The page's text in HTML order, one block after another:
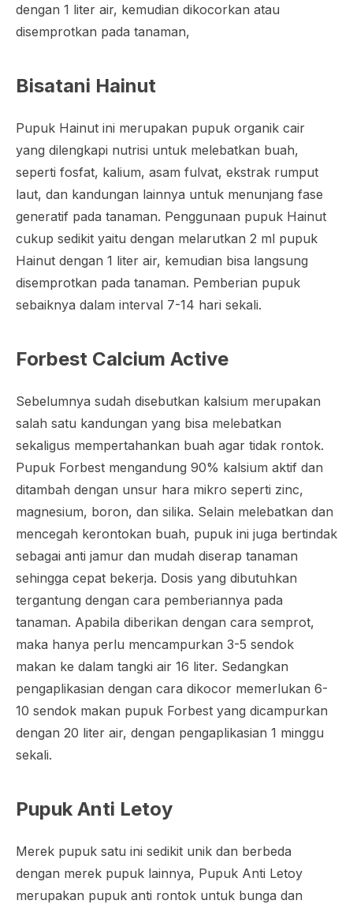
dengan 1 liter air, kemudian dikocorkan atau
disemprotkan pada tanaman,
Bisatani Hainut
Pupuk Hainut ini merupakan pupuk organik cair
yang dilengkapi nutrisi untuk melebatkan buah,
seperti fosfat, kalium, asam fulvat, ekstrak rumput
laut, dan kandungan lainnya untuk menunjang fase
generatif pada tanaman. Penggunaan pupuk Hainut
cukup sedikit yaitu dengan melarutkan 2 ml pupuk
Hainut dengan 1 liter air, kemudian bisa langsung
disemprotkan pada tanaman. Pemberian pupuk
sebaiknya dalam interval 7-14 hari sekali.
Forbest Calcium Active
Sebelumnya sudah disebutkan kalsium merupakan
salah satu kandungan yang bisa melebatkan
sekaligus mempertahankan buah agar tidak rontok.
Pupuk Forbest mengandung 90% kalsium aktif dan
ditambah dengan unsur hara mikro seperti zinc,
magnesium, boron, dan silika. Selain melebatkan dan
mencegah kerontokan buah, pupuk ini juga bertindak
sebagai anti jamur dan mudah diserap tanaman
sehingga cepat bekerja. Dosis yang dibutuhkan
tergantung dengan cara pemberiannya pada
tanaman. Apabila diberikan dengan cara semprot,
maka hanya perlu mencampurkan 3-5 sendok
makan ke dalam tangki air 16 liter. Sedangkan
pengaplikasian dengan cara dikocor memerlukan 6-
10 sendok makan pupuk Forbest yang dicampurkan
dengan 20 liter air, dengan pengaplikasian 1 minggu
sekali.
Pupuk Anti Letoy
Merek pupuk satu ini sedikit unik dan berbeda
dengan merek pupuk lainnya, Pupuk Anti Letoy
merupakan pupuk anti rontok untuk bunga dan